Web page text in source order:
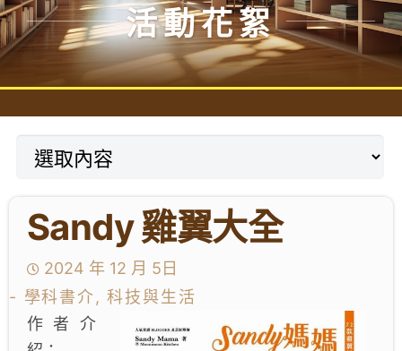
學校概覽
明才人學習藍圖
明才人成長階梯
教師專業社群
學生成就與學校活動
我們的聯繫
入學資訊
活動花絮
Sandy 雞翼大全
2024 年 12 月 5日
- 學科書介, 科技與生活
作者介